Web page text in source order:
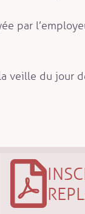
par
veille du jour